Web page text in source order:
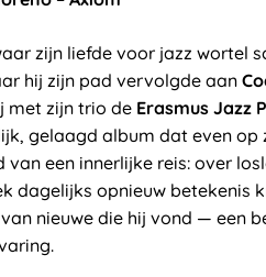
zijn liefde voor jazz wortel
hij zijn pad vervolgde aan
met zijn trio de Erasmus Jazz
gelaagd album dat even op
een innerlijke reis: over
dagelijks opnieuw betekenis
nieuwe die hij vond — een